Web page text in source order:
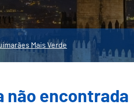
Mais Verde
não encontrada